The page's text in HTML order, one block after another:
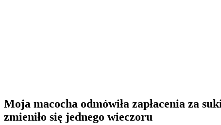
Moja macocha odmówiła zapłacenia za
zmieniło się jednego wieczoru